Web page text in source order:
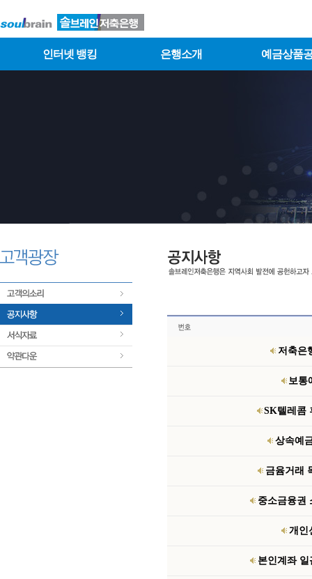
인터넷 뱅킹 은행소개 예금상품
저축은
보통
SK텔레콤
상속예
금윰거래
중소금융권
개인
본인계좌